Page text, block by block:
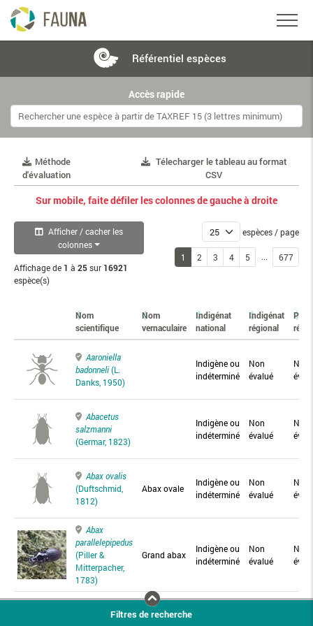
Référentiel espèces
Accès rapide
Méthode
d'évaluation
Télecharger le tableau au format
CSV
Sur mobile, faite défiler les colonnes de gauche à droite
Afficher / cacher les
colonnes
Affichage de 1 à 25sur 16921
espèce(s)
espèces / page
1 2 3 4 5 ... 677
Nom
scientifique
Nom
vernaculaire
Indigénat
national
Indigénat
régional
Aaroniella
badonneli(L.
Danks, 1950)
Indigène ou
indéterminé
Non
évalué
Non
Abacetus
salzmanni
(Germar, 1823)
Indigène ou
indéterminé
Non
évalué
Non
Abax ovalis
(Duftschmid,
1812)
Abax ovale
Indigène ou
indéterminé
Non
évalué
Non
Abax
parallelepipedus
(Piller &
Mitterpacher,
1783)
Grand abax
Indigène ou
indéterminé
Non
évalué
Non
Abax
Abax
Filtres de recherche